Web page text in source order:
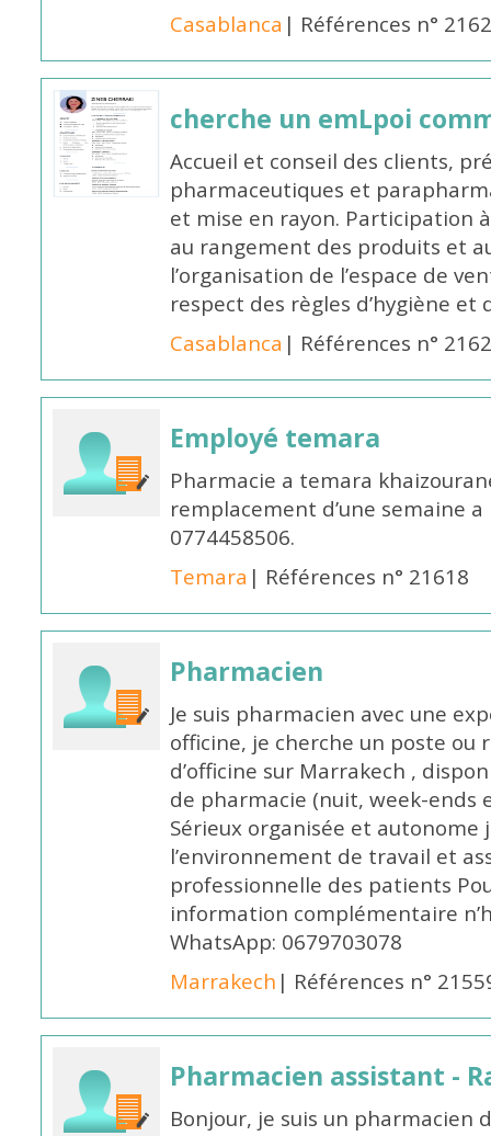
Casablanca | Références n°
cherche un emLpoi
Accueil et conseil des clients,
pharmaceutiques et
et mise en rayon. Participation
au rangement des produits et
l’organisation de l’espace de
respect des règles d’hygiène et
Casablanca | Références n°
Employé temara
Pharmacie a temara
remplacement d’une semaine
0774458506.
Temara | Références n° 21618
Pharmacien
Je suis pharmacien avec une
officine, je cherche un poste
d’officine sur Marrakech ,
de pharmacie (nuit, week-ends
Sérieux organisée et autonome
l’environnement de travail et
professionnelle des patients
information complémentaire
WhatsApp: 0679703078
Marrakech | Références n°
Pharmacien assistant -
Bonjour, je suis un pharmacien